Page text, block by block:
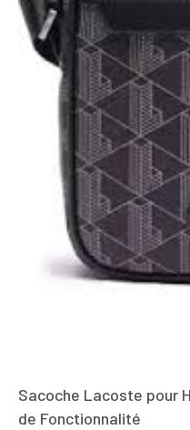
Sacoche Lacoste pour
de Fonctionnalité